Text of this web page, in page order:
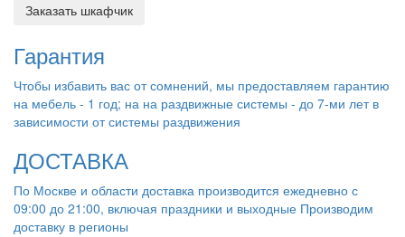
Заказать шкафчик
Гарантия
Чтобы избавить вас от сомнений, мы предоставляем гарантию
на мебель - 1 год; на на раздвижные системы - до 7-ми лет в
зависимости от системы раздвижения
ДОСТАВКА
По Москве и области доставка производится ежедневно с
09:00 до 21:00, включая праздники и выходные Производим
доставку в регионы